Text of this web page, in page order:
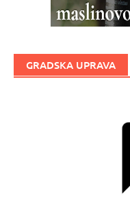
GRADSKA UPRAVA